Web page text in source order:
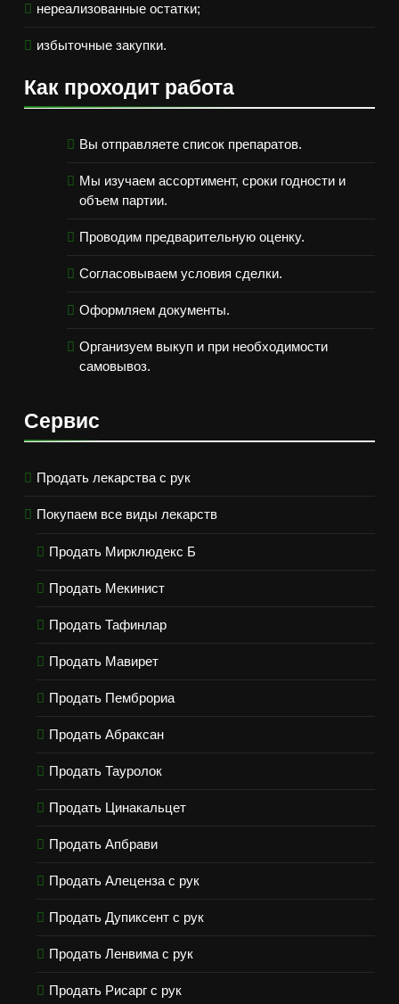
нереализованные остатки;
избыточные закупки.
Как проходит работа
Вы отправляете список препаратов.
Мы изучаем ассортимент, сроки годности и
объем партии.
Проводим предварительную оценку.
Согласовываем условия сделки.
Оформляем документы.
Организуем выкуп и при необходимости
самовывоз.
Сервис
Продать лекарства с рук
Покупаем все виды лекарств
Продать Мирклюдекс Б
Продать Мекинист
Продать Тафинлар
Продать Мавирет
Продать Пемброриа
Продать Абраксан
Продать Тауролок
Продать Цинакальцет
Продать Апбрави
Продать Алеценза с рук
Продать Дупиксент с рук
Продать Ленвима с рук
Продать Рисарг с рук